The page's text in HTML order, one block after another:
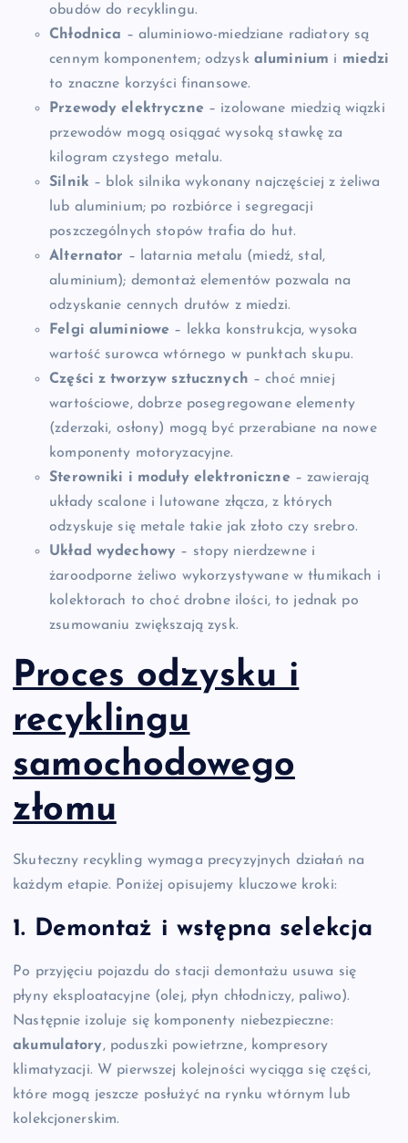
obudów do recyklingu.
Chłodnica – aluminiowo-miedziane radiatory są
cennym komponentem; odzysk aluminium i miedzi
to znaczne korzyści finansowe.
Przewody elektryczne– izolowane miedzią wiązki
przewodów mogą osiągać wysoką stawkę za
kilogram czystego metalu.
Silnik – blok silnika wykonany najczęściej z żeliwa
lub aluminium; po rozbiórce i segregacji
poszczególnych stopów trafia do hut.
Alternator – latarnia metalu (miedź, stal,
aluminium); demontaż elementów pozwala na
odzyskanie cennych drutów z miedzi.
Felgi aluminiowe – lekka konstrukcja, wysoka
wartość surowca wtórnego w punktach skupu.
Części z tworzyw sztucznych – choć mniej
wartościowe, dobrze posegregowane elementy
(zderzaki, osłony) mogą być przerabiane na nowe
komponenty motoryzacyjne.
Sterowniki i moduły elektroniczne– zawierają
układy scalone i lutowane złącza, z których
odzyskuje się metale takie jak złoto czy srebro.
Układ wydechowy – stopy nierdzewne i
żaroodporne żeliwo wykorzystywane w tłumikach i
kolektorach to choć drobne ilości, to jednak po
zsumowaniu zwiększają zysk.
Proces odzysku i
recyklingu
samochodowego
złomu
Skuteczny recykling wymaga precyzyjnych działań na
każdym etapie. Poniżej opisujemy kluczowe kroki:
1. Demontaż i wstępna selekcja
Po przyjęciu pojazdu do stacji demontażu usuwa się
płyny eksploatacyjne (olej, płyn chłodniczy, paliwo).
Następnie izoluje się komponenty niebezpieczne:
akumulatory, poduszki powietrzne, kompresory
klimatyzacji. W pierwszej kolejności wyciąga się części,
które mogą jeszcze posłużyć na rynku wtórnym lub
kolekcjonerskim.